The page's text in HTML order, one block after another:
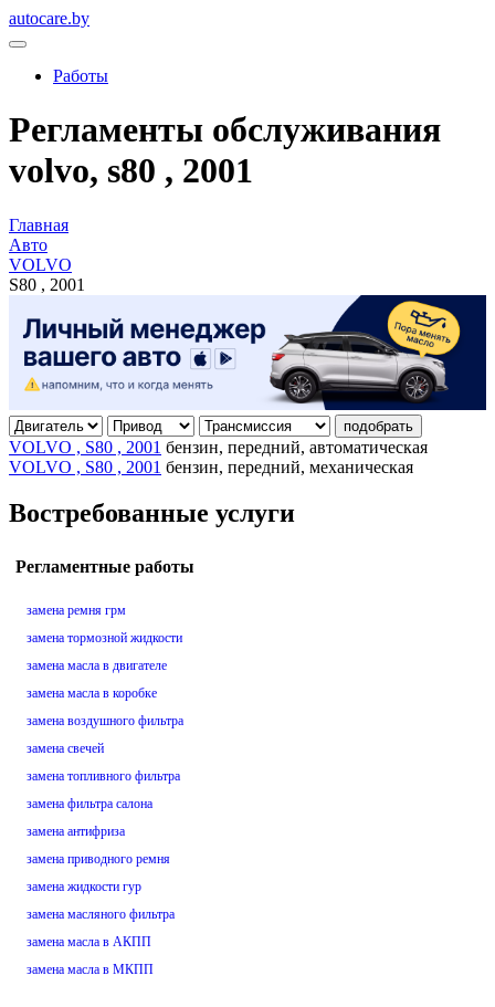
autocare.by
Работы
Регламенты обслуживания
volvo, s80 , 2001
Главная
Авто
VOLVO
S80 , 2001
подобрать
VOLVO , S80 , 2001 бензин, передний, автоматическая
VOLVO , S80 , 2001 бензин, передний, механическая
Востребованные услуги
Регламентные работы
замена ремня грм
замена тормозной жидкости
замена масла в двигателе
замена масла в коробке
замена воздушного фильтра
замена свечей
замена топливного фильтра
замена фильтра салона
замена антифриза
замена приводного ремня
замена жидкости гур
замена масляного фильтра
замена масла в АКПП
замена масла в МКПП